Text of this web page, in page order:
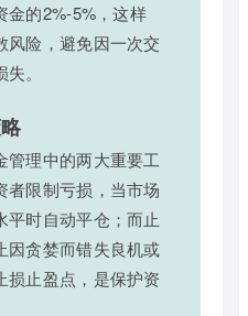
金的2%-5%，这样
风险，避免因一次交
。
管理中的两大重要工
者限制亏损，当市场
平时自动平仓；而止
因贪婪而错失良机或
损止盈点，是保护资